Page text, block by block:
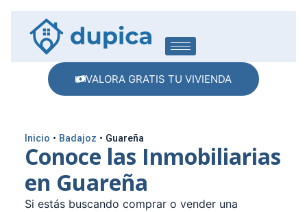
VALORA GRATIS TU VIVIENDA
Inicio • Badajoz • Guareña
Conoce las Inmobiliarias
en Guareña
Si estás buscando comprar o vender una